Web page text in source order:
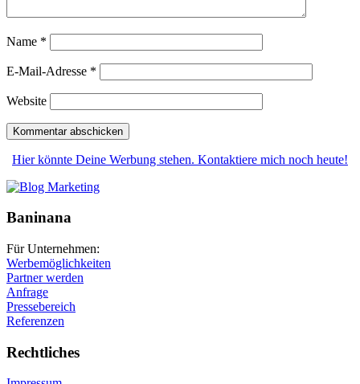
Name *
E-Mail-Adresse *
Website
Hier könnte Deine Werbung stehen. Kontaktiere mich noch heute!
Baninana
Für Unternehmen:
Werbemöglichkeiten
Partner werden
Anfrage
Pressebereich
Referenzen
Rechtliches